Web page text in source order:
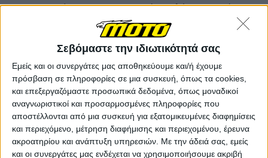
Σεβόμαστε την ιδιωτικότητά σας
Εμείς και οι συνεργάτες μας αποθηκεύουμε και/ή έχουμε
πρόσβαση σε πληροφορίες σε μια συσκευή, όπως τα cookies,
και επεξεργαζόμαστε προσωπικά δεδομένα, όπως μοναδικοί
αναγνωριστικοί και προσαρμοσμένες πληροφορίες που
αποστέλλονται από μια συσκευή για εξατομικευμένες διαφημίσεις
και περιεχόμενο, μέτρηση διαφήμισης και περιεχομένου, έρευνα
ακροατηρίου και ανάπτυξη υπηρεσιών. Με την άδειά σας, εμείς
και οι συνεργάτες μας ενδέχεται να χρησιμοποιήσουμε ακριβή
Εμφανισιακά το CB500 Hornet όπως λέει και το όνομα
του ακολουθεί την σχεδιαστική γλώσσα των μεγάλων
του αδερφών CB750 Hornet καιCB1000 Hornet
, όμως
αξίζει να σημειωθεί πως οι προβολείς των τριών
μοντέλων διαφέρουν! Το νέο μοντέλο διατίθεται σε
τρία χρώματα: Matt Gunpowder Black Metallic (μαύρο),
Grand Prix Red (κόκκινο) και Pearl Himalayas White
(λευκό) ενώ εφοδιάζεται με την έγχρωμη TFT 5
ιντσών του CB1000 Hornet με συνδεσιμότητα
RoadSync. Αλλαγές έχουμε στον τομέα των
αναρτήσεων καθώς το CB500 Hornet χρησιμοποιεί το
ανεστραμμένο πιρούνι Showa 41 χλστ. SFF-BP το